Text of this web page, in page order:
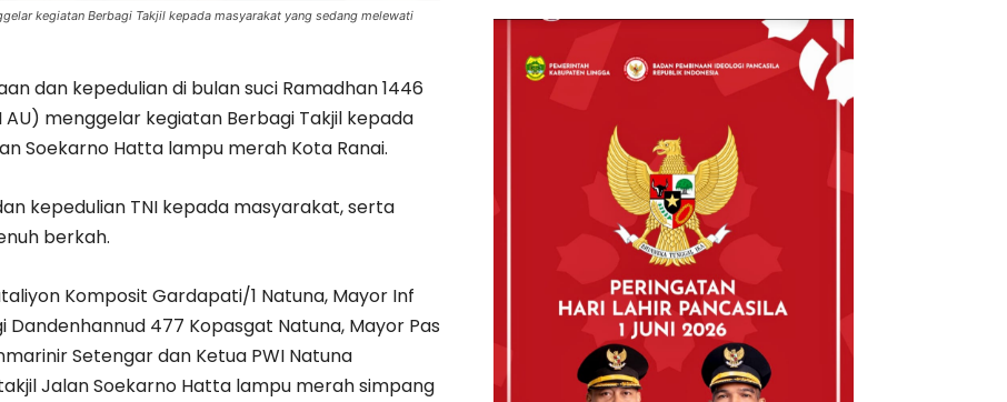
kegiatan Berbagi Takjil kepada masyarakat yang sedang melewati
dan kepedulian di bulan suci Ramadhan 1446
AU) menggelar kegiatan Berbagi Takjil kepada
Soekarno Hatta lampu merah Kota Ranai.
kepedulian TNI kepada masyarakat, serta
berkah.
Komposit Gardapati/1 Natuna, Mayor Inf
Dandenhannud 477 Kopasgat Natuna, Mayor Pas
Setengar dan Ketua PWI Natuna
Jalan Soekarno Hatta lampu merah simpang